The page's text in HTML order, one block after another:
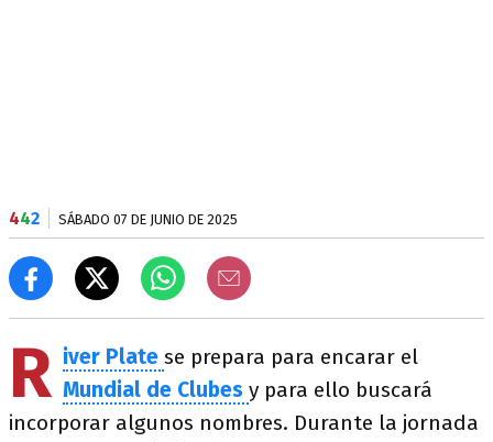
442 SÁBADO 07 DE JUNIO DE 2025
R iver Plate se prepara para encarar el
Mundial de Clubes y para ello buscará
incorporar algunos nombres. Durante la jornada